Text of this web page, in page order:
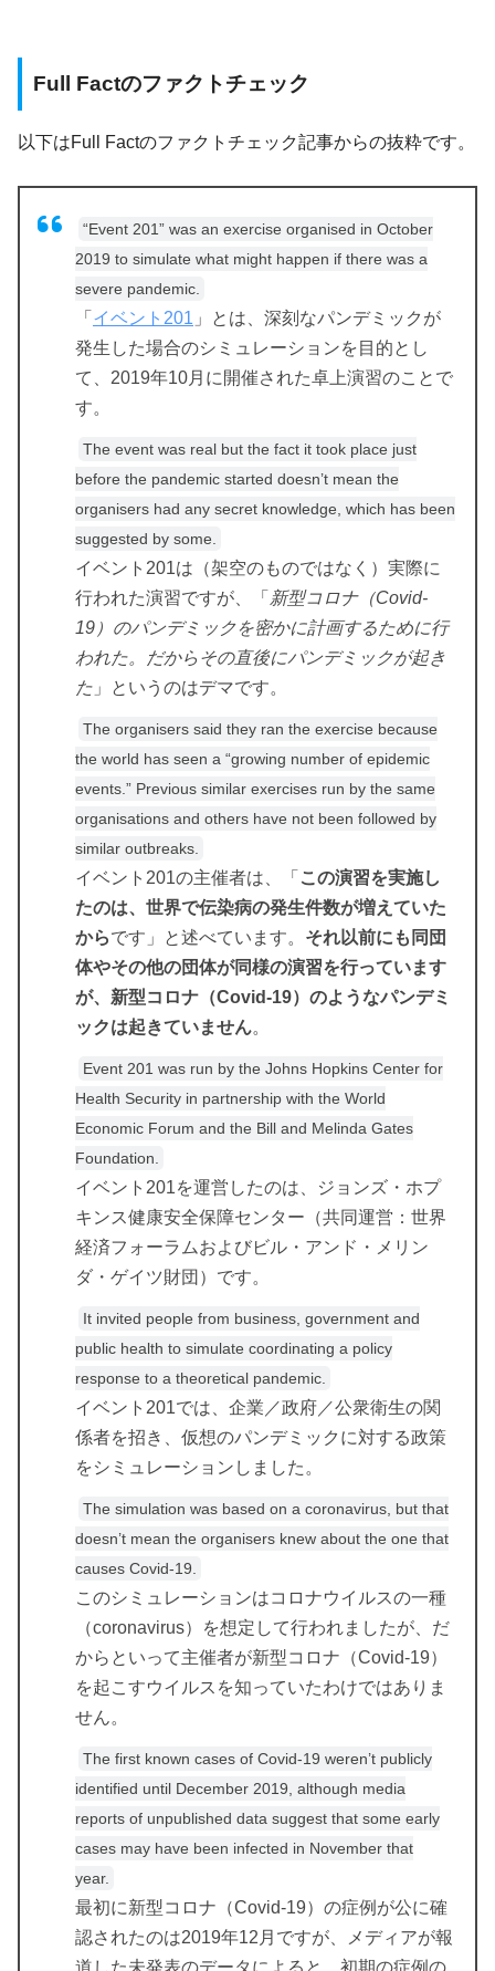
Full Factのファクトチェック
以下はFull Factのファクトチェック記事からの抜粋です。
“Event 201” was an exercise organised in October
2019 to simulate what might happen if there was a
severe pandemic.
「 イベント201 」とは、深刻なパンデミックが
発生した場合のシミュレーションを目的とし
て、2019年10月に開催された卓上演習のことで
す。
The event was real but the fact it took place just
before the pandemic started doesn’t mean the
organisers had any secret knowledge, which has been
suggested by some.
イベント201は（架空のものではなく）実際に
行われた演習ですが、「 新型コロナ（Covid-
19）のパンデミックを密かに計画するために行
われた。だからその直後にパンデミックが起き
た 」というのはデマです。
The organisers said they ran the exercise because
the world has seen a “growing number of epidemic
events.” Previous similar exercises run by the same
organisations and others have not been followed by
similar outbreaks.
イベント201の主催者は、「 この演習を実施し
たのは、世界で伝染病の発生件数が増えていた
からです」と述べています。 それ以前にも同団
体やその他の団体が同様の演習を行っています
が、新型コロナ（Covid-19）のようなパンデミ
ックは起きていません。
Event 201 was run by the Johns Hopkins Center for
Health Security in partnership with the World
Economic Forum and the Bill and Melinda Gates
Foundation.
イベント201を運営したのは、ジョンズ・ホプ
キンス健康安全保障センター（共同運営：世界
経済フォーラムおよびビル・アンド・メリン
ダ・ゲイツ財団）です。
It invited people from business, government and
public health to simulate coordinating a policy
response to a theoretical pandemic.
イベント201では、企業／政府／公衆衛生の関
係者を招き、仮想のパンデミックに対する政策
をシミュレーションしました。
The simulation was based on a coronavirus, but that
doesn’t mean the organisers knew about the one that
causes Covid-19.
このシミュレーションはコロナウイルスの一種
（coronavirus）を想定して行われましたが、だ
からといって主催者が新型コロナ（Covid-19）
を起こすウイルスを知っていたわけではありま
せん。
The first known cases of Covid-19 weren’t publicly
identified until December 2019, although media
reports of unpublished data suggest that some early
cases may have been infected in November that
year.
最初に新型コロナ（Covid-19）の症例が公に確
認されたのは2019年12月ですが、メディアが報
道した未発表のデータによると、初期の症例の